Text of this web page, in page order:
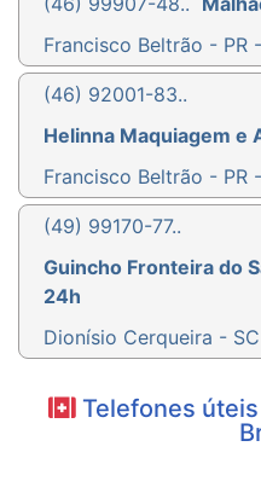
Francisco Beltrão - PR -
(46) 92001-83..
Helinna Maquiagem e
Francisco Beltrão - PR -
(49) 99170-77..
Guincho Fronteira do
24h
Dionísio Cerqueira -
Telefones